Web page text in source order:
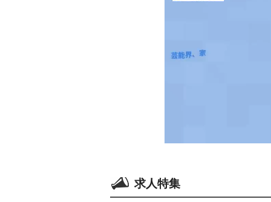
求人特集